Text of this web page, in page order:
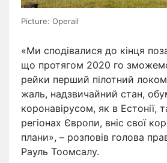
Picture: Operail
«Ми сподівалися до кінця
що протягом 2020 го
рейки перший пілотний
жаль, надзвичайний стан,
коронавірусом, як в Естонії,
регіонах Європи, вніс свої
плани», – розповів голова
Рауль Тоомсалу.